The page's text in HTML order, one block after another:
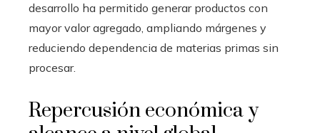
desarrollo ha permitido generar productos con
mayor valor agregado, ampliando márgenes y
reduciendo dependencia de materias primas sin
procesar.
Repercusión económica y